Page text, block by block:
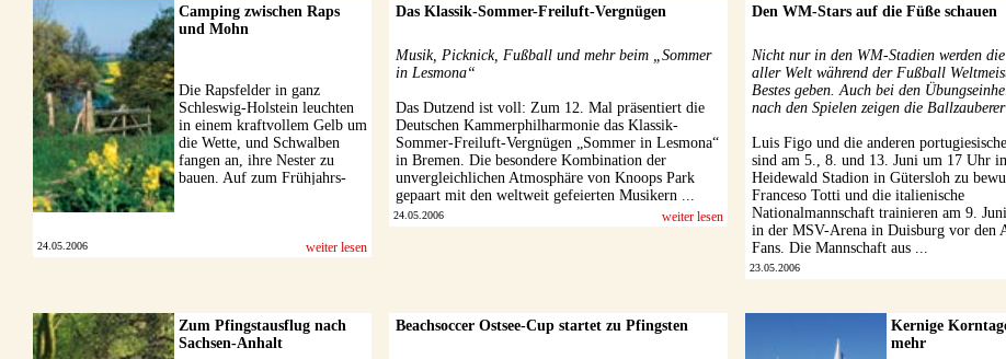
Camping zwischen Raps
und Mohn
Die Rapsfelder in ganz
Schleswig-Holstein leuchten
in einem kraftvollem Gelb um
die Wette, und Schwalben
fangen an, ihre Nester zu
bauen. Auf zum Frühjahrs-
24.05.2006 weiter lesen
Das Klassik-Sommer-Freiluft-Vergnügen
Musik, Picknick, Fußball und mehr beim „Sommer
in Lesmona“
Das Dutzend ist voll: Zum 12. Mal präsentiert die
Deutschen Kammerphilharmonie das Klassik-
Sommer-Freiluft-Vergnügen „Sommer in Lesmona“
in Bremen. Die besondere Kombination der
unvergleichlichen Atmosphäre von Knoops Park
gepaart mit den weltweit gefeierten Musikern ...
24.05.2006 weiter lesen
Den WM-Stars auf die Füße schauen
Nicht nur in den WM-Stadien werden
aller Welt während der Fußball
Bestes geben. Auch bei den
nach den Spielen zeigen die Ballzauberer
Luis Figo und die anderen
sind am 5., 8. und 13. Juni um 17 Uhr
Heidewald Stadion in Gütersloh zu
Franceso Totti und die italienische
Nationalmannschaft trainieren am 9.
in der MSV-Arena in Duisburg vor den
Fans. Die Mannschaft aus ...
23.05.2006
Zum Pfingstausflug nach
Sachsen-Anhalt
Beachsoccer Ostsee-Cup startet zu Pfingsten
Kernige
mehr